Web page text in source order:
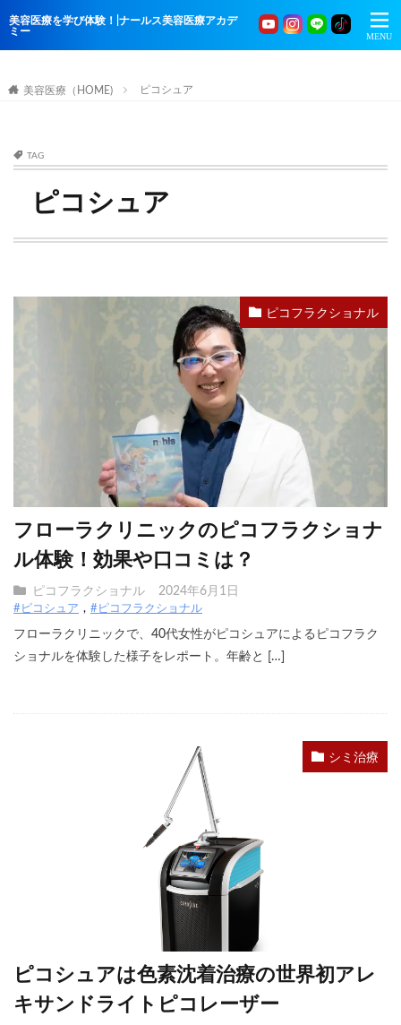
美容医療を学び体験！|ナールス美容医療アカデ
ミー
美容医療（HOME) ピコシュア
TAG
ピコシュア
ピコフラクショナル
フローラクリニックのピコフラクショナ
ル体験！効果や口コミは？
ピコフラクショナル 2024年6月1日
#ピコシュア #ピコフラクショナル
フローラクリニックで、40代女性がピコシュアによるピコフラク
ショナルを体験した様子をレポート。年齢と […]
シミ治療
ピコシュアは色素沈着治療の世界初アレ
キサンドライトピコレーザー